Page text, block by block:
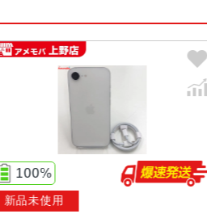
Retina XDRディスプレイ)
ホワイト
100%
新品未使用